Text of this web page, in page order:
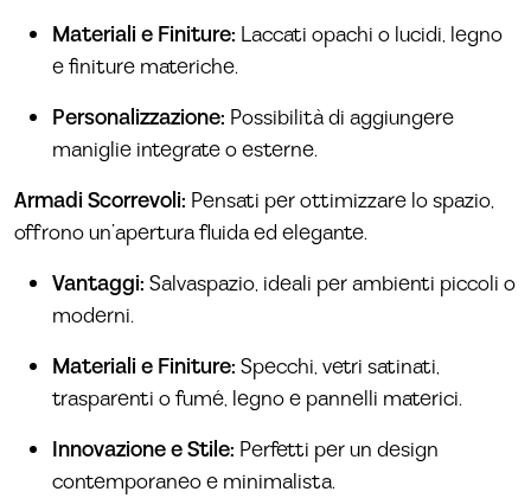
Materiali e Finiture: Laccati opachi o lucidi, legno
e finiture materiche.
Personalizzazione: Possibilità di aggiungere
maniglie integrate o esterne.
Armadi Scorrevoli: Pensati per ottimizzare lo spazio,
offrono un’apertura fluida ed elegante.
Vantaggi: Salvaspazio, ideali per ambienti piccoli o
moderni.
Materiali e Finiture: Specchi, vetri satinati,
trasparenti o fumé, legno e pannelli materici.
Innovazione e Stile: Perfetti per un design
contemporaneo e minimalista.